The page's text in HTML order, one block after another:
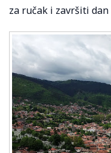
za ručak i završiti dan